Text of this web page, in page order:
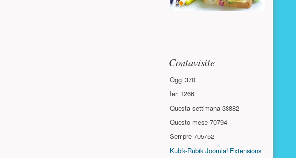
Contavisite
Oggi 370
Ieri 1266
Questa settimana 38882
Questo mese 70794
Sempre 705752
Kubik-Rubik Joomla! Extensions